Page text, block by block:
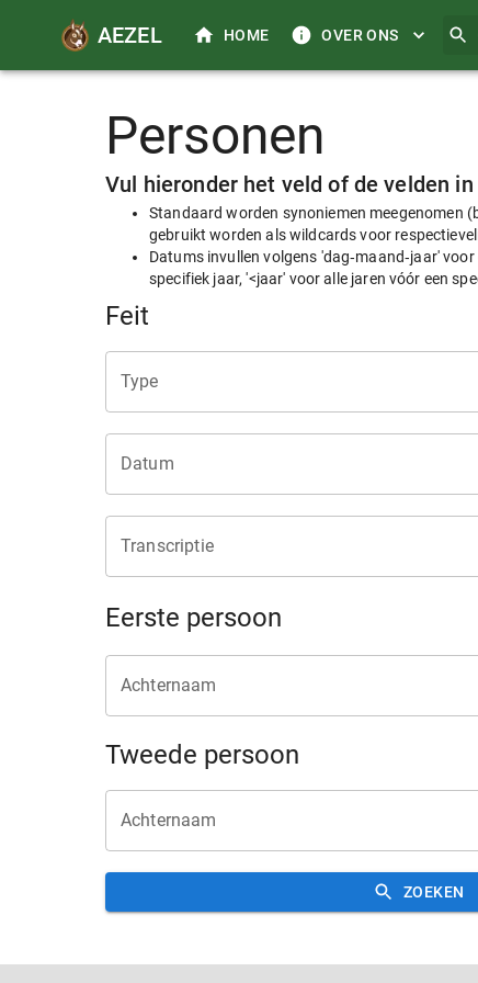
AEZEL HOME OVER ONS
Personen
Vul hieronder het veld of de velden
Standaard worden synoniemen meegenomen
gebruikt worden als wildcards voor
Datums invullen volgens 'dag‑maand‑jaar'
specifiek jaar, '<jaar' voor alle jaren vóór een
Feit
Type
Datum
Transcriptie
Eerste persoon
Achternaam
Tweede persoon
Achternaam
ZOEKEN